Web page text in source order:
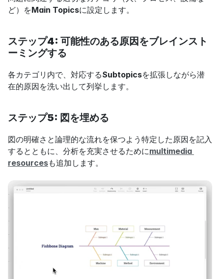
ど）をMain Topicsに設定します。
ステップ4: 可能性のある原因をブレインスト
ーミングする
各カテゴリ内で、対応するSubtopicsを拡張しながら潜
在的原因を洗い出して列挙します。
ステップ5: 図を埋める
図の明確さと論理的な流れを保つよう特定した原因を記入
するとともに、分析を充実させるためにmultimedia
resourcesも追加します。